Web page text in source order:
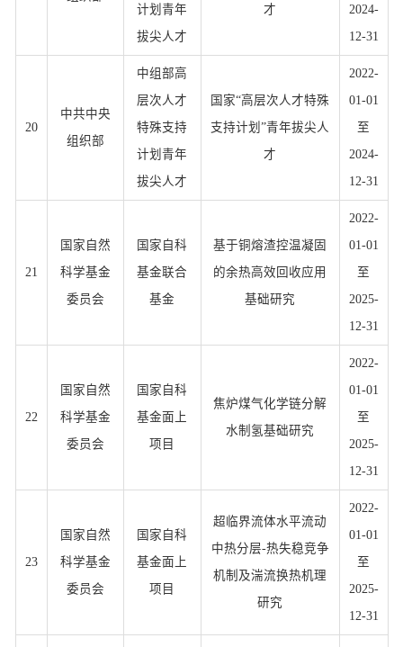
计划青年
拔尖人才
才
2024-
12-31
20
中共中央
组织部
中组部高
层次人才
特殊支持
计划青年
拔尖人才
国家“高层次人才特殊
支持计划”青年拔尖人
才
2022-
01-01
至
2024-
12-31
21
国家自然
科学基金
委员会
国家自科
基金联合
基金
基于铜熔渣控温凝固
的余热高效回收应用
基础研究
2022-
01-01
至
2025-
12-31
22
国家自然
科学基金
委员会
国家自科
基金面上
项目
焦炉煤气化学链分解
水制氢基础研究
2022-
01-01
至
2025-
12-31
23
国家自然
科学基金
委员会
国家自科
基金面上
项目
超临界流体水平流动
中热分层-热失稳竞争
机制及湍流换热机理
研究
2022-
01-01
至
2025-
12-31